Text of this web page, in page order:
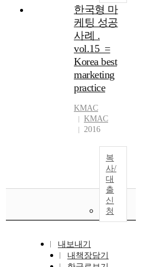
한국형 마
케팅 성공
사례 .
vol.15 =
Korea best
marketing
practice
KMAC
KMAC
2016
복
사/
대
출
신
청
내보내기
내책장담기